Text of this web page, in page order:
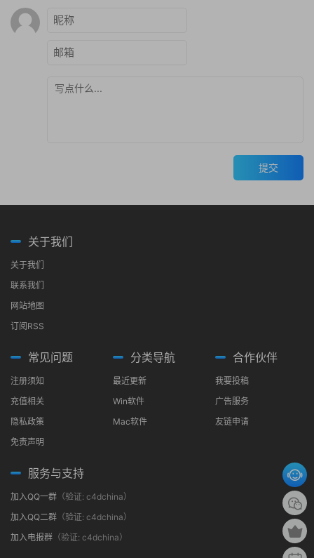
提交
关于我们
关于我们
联系我们
网站地图
订阅RSS
常见问题
注册须知
充值相关
隐私政策
免责声明
分类导航
最近更新
Win软件
Mac软件
合作伙伴
我要投稿
广告服务
友链申请
服务与支持
加入QQ一群 （验证: c4dchina）
加入QQ二群 （验证: c4dchina）
加入电报群 （验证: c4dchina）